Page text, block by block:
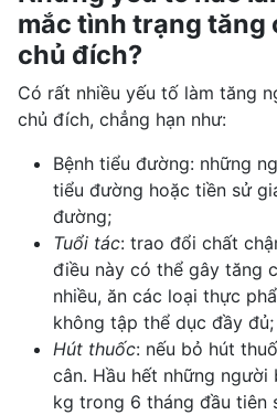
mắc tình trạng tăng
chủ đích?
Có rất nhiều yếu tố làm tăng
chủ đích, chẳng hạn như:
Bệnh tiểu đường: những
tiểu đường hoặc tiền sử
đường;
Tuổi tác: trao đổi chất
điều này có thể gây tăng
nhiều, ăn các loại thực
không tập thể dục đầy đủ;
Hút thuốc: nếu bỏ hút
cân. Hầu hết những
kg trong 6 tháng đầu tiên